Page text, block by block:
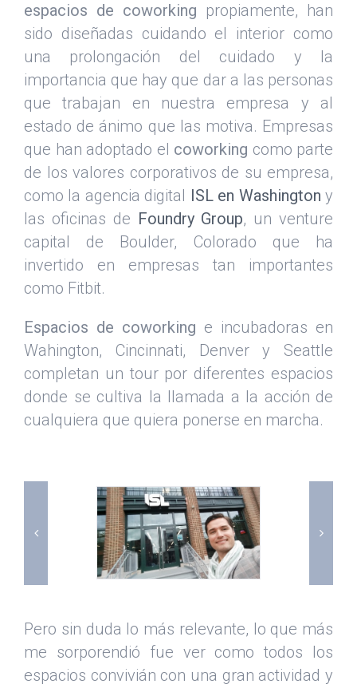
espacios de coworking propiamente, han
sido diseñadas cuidando el interior como
una prolongación del cuidado y la
importancia que hay que dar a las personas
que trabajan en nuestra empresa y al
estado de ánimo que las motiva. Empresas
que han adoptado el coworking como parte
de los valores corporativos de su empresa,
como la agencia digital
ISL en Washington y
las oficinas de Foundry Group, un venture
capital de Boulder, Colorado que ha
invertido en empresas tan importantes
como Fitbit.
Espacios de coworking e incubadoras en
Wahington, Cincinnati, Denver y Seattle
completan un tour por diferentes espacios
donde se cultiva la llamada a la acción de
cualquiera que quiera ponerse en marcha.
Pero sin duda lo más relevante, lo que más
me sorporendió fue ver como todos los
espacios convivián con una gran actividad y